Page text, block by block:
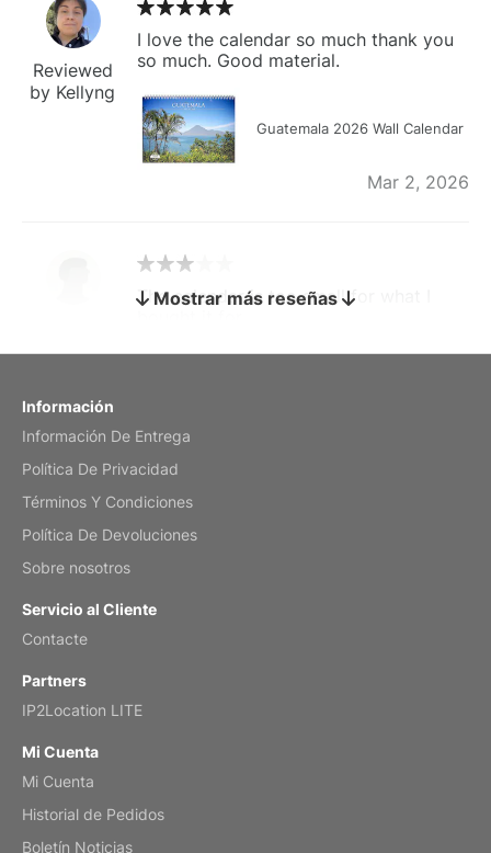
Reviewed
by Kellyng
I love the calendar so much thank you
so much. Good material.
Guatemala 2026 Wall Calendar
Mar 2, 2026
by charles
The calendar is too small for what I
by Anne
Reviewed
by Kirsten
it.
Mostrar más reseñas
Información
Información De Entrega
Política De Privacidad
Términos Y Condiciones
Política De Devoluciones
Sobre nosotros
Servicio al Cliente
Contacte
Partners
IP2Location LITE
Mi Cuenta
Mi Cuenta
Historial de Pedidos
Boletín Noticias